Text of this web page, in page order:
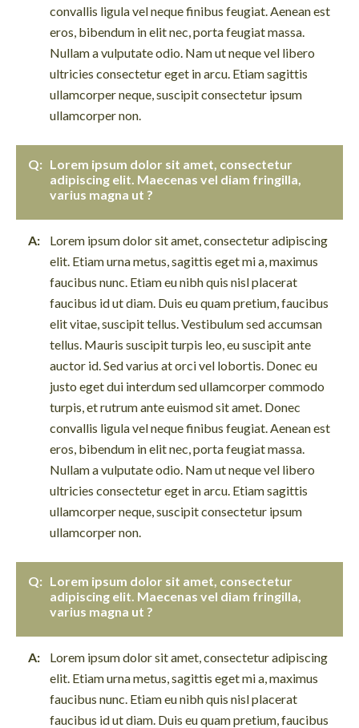
convallis ligula vel neque finibus feugiat. Aenean est
eros, bibendum in elit nec, porta feugiat massa.
Nullam a vulputate odio. Nam ut neque vel libero
ultricies consectetur eget in arcu. Etiam sagittis
ullamcorper neque, suscipit consectetur ipsum
ullamcorper non.
Lorem ipsum dolor sit amet, consectetur
adipiscing elit. Maecenas vel diam fringilla,
varius magna ut ?
Lorem ipsum dolor sit amet, consectetur adipiscing
elit. Etiam urna metus, sagittis eget mi a, maximus
faucibus nunc. Etiam eu nibh quis nisl placerat
faucibus id ut diam. Duis eu quam pretium, faucibus
elit vitae, suscipit tellus. Vestibulum sed accumsan
tellus. Mauris suscipit turpis leo, eu suscipit ante
auctor id. Sed varius at orci vel lobortis. Donec eu
justo eget dui interdum sed ullamcorper commodo
turpis, et rutrum ante euismod sit amet. Donec
convallis ligula vel neque finibus feugiat. Aenean est
eros, bibendum in elit nec, porta feugiat massa.
Nullam a vulputate odio. Nam ut neque vel libero
ultricies consectetur eget in arcu. Etiam sagittis
ullamcorper neque, suscipit consectetur ipsum
ullamcorper non.
Lorem ipsum dolor sit amet, consectetur
adipiscing elit. Maecenas vel diam fringilla,
varius magna ut ?
Lorem ipsum dolor sit amet, consectetur adipiscing
elit. Etiam urna metus, sagittis eget mi a, maximus
faucibus nunc. Etiam eu nibh quis nisl placerat
faucibus id ut diam. Duis eu quam pretium, faucibus